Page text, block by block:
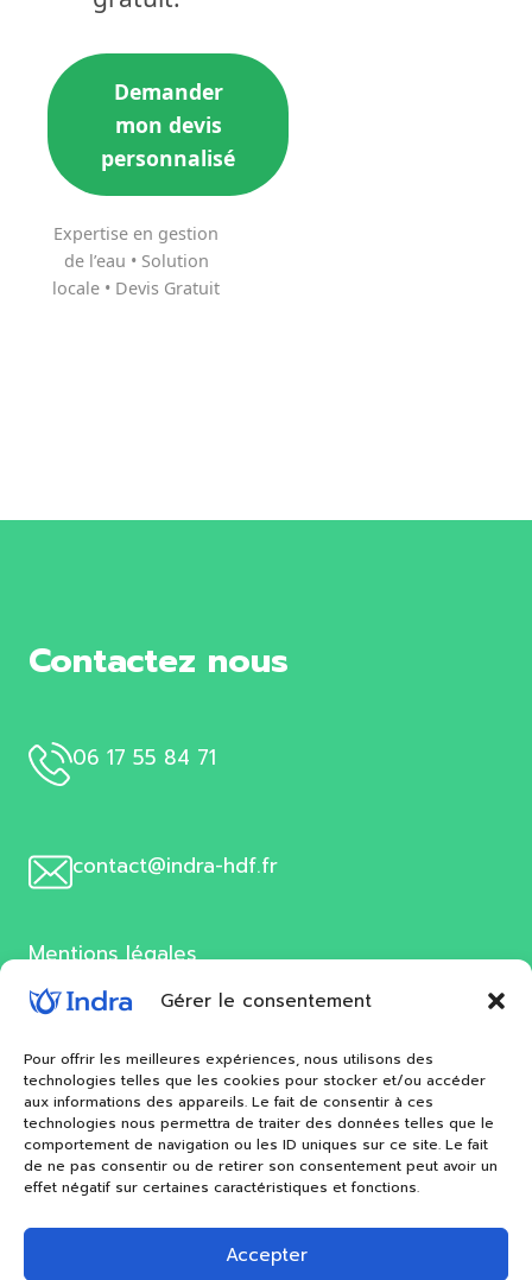
Gérer le consentement
Pour offrir les meilleures expériences, nous utilisons des
technologies telles que les cookies pour stocker et/ou accéder
aux informations des appareils. Le fait de consentir à ces
technologies nous permettra de traiter des données telles que le
comportement de navigation ou les ID uniques sur ce site. Le fait
de ne pas consentir ou de retirer son consentement peut avoir un
effet négatif sur certaines caractéristiques et fonctions.
Accepter
Demander
mon devis
personnalisé
Expertise en gestion
de l’eau • Solution
locale • Devis Gratuit
Contactez nous
06 17 55 84 71
contact@indra-hdf.fr
Mentions légales
Nettoyage écologique à Lille